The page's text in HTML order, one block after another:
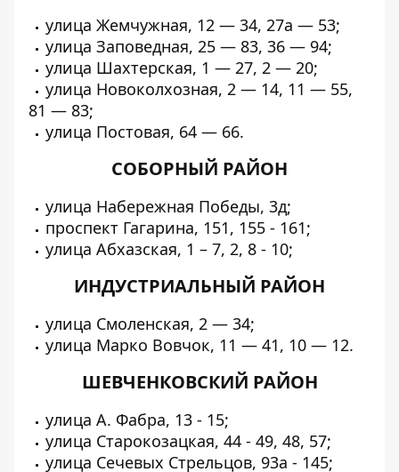
улица Жемчужная, 12 — 34, 27а — 53;
улица Заповедная, 25 — 83, 36 — 94;
улица Шахтерская, 1 — 27, 2 — 20;
улица Новоколхозная, 2 — 14, 11 — 55,
81 — 83;
улица Постовая, 64 — 66.
СОБОРНЫЙ РАЙОН
улица Набережная Победы, 3д;
проспект Гагарина, 151, 155 - 161;
улица Абхазская, 1 – 7, 2, 8 - 10;
ИНДУСТРИАЛЬНЫЙ РАЙОН
улица Смоленская, 2 — 34;
улица Марко Вовчок, 11 — 41, 10 — 12.
ШЕВЧЕНКОВСКИЙ РАЙОН
улица А. Фабра, 13 - 15;
улица Старокозацкая, 44 - 49, 48, 57;
улица Сечевых Стрельцов, 93а - 145;